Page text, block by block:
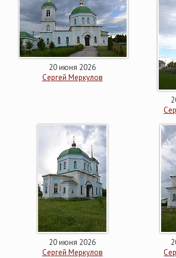
20 июня 2026
Сергей Меркулов
20 июня 2026
Сергей Меркулов